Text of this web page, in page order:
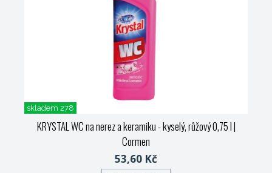
skladem 278
KRYSTAL WC na nerez a keramiku - kyselý, růžový 0,75 l|
Cormen
53,60 Kč